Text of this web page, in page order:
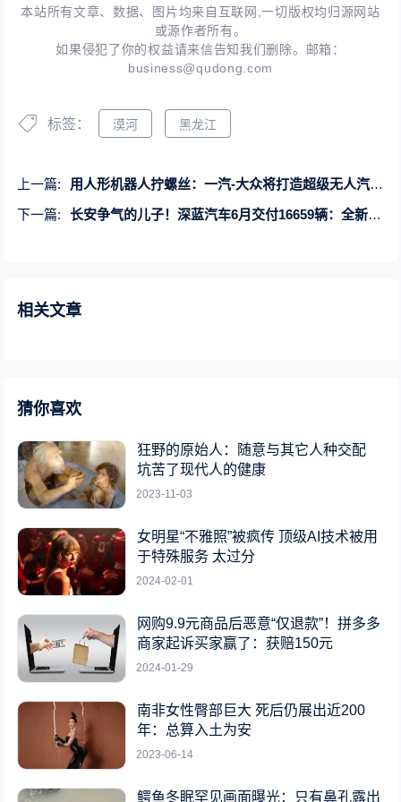
本站所有文章、数据、图片均来自互联网,一切版权均归源网站
或源作者所有。
如果侵犯了你的权益请来信告知我们删除。邮箱：
business@qudong.com
标签： 漠河 黑龙江
上一篇:
用人形机器人拧螺丝：一汽-大众将打造超级无人汽车工厂
下一篇:
长安争气的儿子！深蓝汽车6月交付16659辆：全新G318订单已超1.4万
相关文章
猜你喜欢
狂野的原始人：随意与其它人种交配
坑苦了现代人的健康
2023-11-03
女明星“不雅照”被疯传 顶级AI技术被用
于特殊服务 太过分
2024-02-01
网购9.9元商品后恶意“仅退款”！拼多多
商家起诉买家赢了：获赔150元
2024-01-29
南非女性臀部巨大 死后仍展出近200
年：总算入土为安
2023-06-14
鳄鱼冬眠罕见画面曝光：只有鼻孔露出